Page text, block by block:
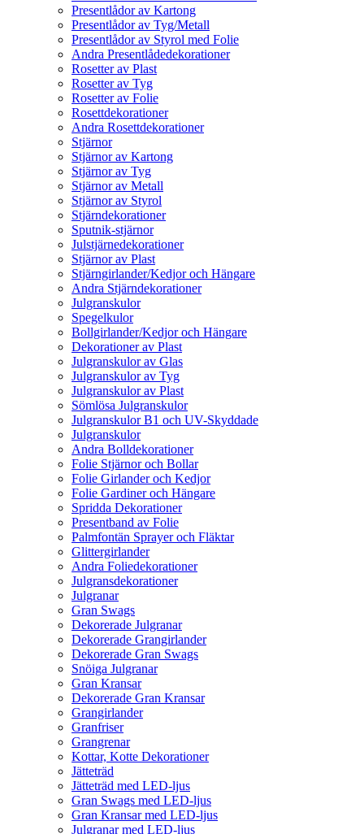
Presentlådor av Kartong
Presentlådor av Tyg/Metall
Presentlådor av Styrol med Folie
Andra Presentlådedekorationer
Rosetter av Plast
Rosetter av Tyg
Rosetter av Folie
Rosettdekorationer
Andra Rosettdekorationer
Stjärnor
Stjärnor av Kartong
Stjärnor av Tyg
Stjärnor av Metall
Stjärnor av Styrol
Stjärndekorationer
Sputnik-stjärnor
Julstjärnedekorationer
Stjärnor av Plast
Stjärngirlander/Kedjor och Hängare
Andra Stjärndekorationer
Julgranskulor
Spegelkulor
Bollgirlander/Kedjor och Hängare
Dekorationer av Plast
Julgranskulor av Glas
Julgranskulor av Tyg
Julgranskulor av Plast
Sömlösa Julgranskulor
Julgranskulor B1 och UV-Skyddade
Julgranskulor
Andra Bolldekorationer
Folie Stjärnor och Bollar
Folie Girlander och Kedjor
Folie Gardiner och Hängare
Spridda Dekorationer
Presentband av Folie
Palmfontän Sprayer och Fläktar
Glittergirlander
Andra Foliedekorationer
Julgransdekorationer
Julgranar
Gran Swags
Dekorerade Julgranar
Dekorerade Grangirlander
Dekorerade Gran Swags
Snöiga Julgranar
Gran Kransar
Dekorerade Gran Kransar
Grangirlander
Granfriser
Grangrenar
Kottar, Kotte Dekorationer
Jätteträd
Jätteträd med LED-ljus
Gran Swags med LED-ljus
Gran Kransar med LED-ljus
Julgranar med LED-ljus